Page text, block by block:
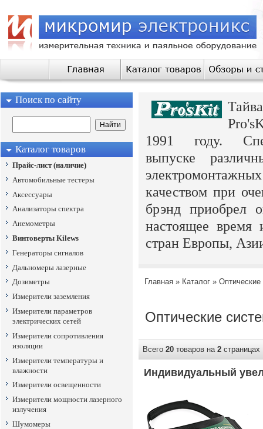
Поиск по сайту
Каталог товаров
Прайс-лист (наличие)
Автомобильные тестеры
Аксессуары
Анализаторы спектра
Анемометры
Винтоверты Kilews
Генераторы сигналов
Дальномеры лазерные
Дозиметры
Измерители заземления
Измерители параметров
электрических сетей
Измерители сопротивления
изоляции
Измерители температуры и
влажности
Измерители освещенности
Измерители мощности лазерного
излучения
Шумомеры
1991 году.
выпуске
качеством при
брэнд приобрел
настоящее время
стран Европы,
Главная » Каталог »
Оптические
Всего 20 товаров на 2
Индивидуальный